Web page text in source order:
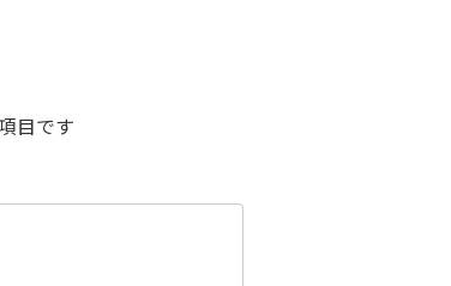
目です